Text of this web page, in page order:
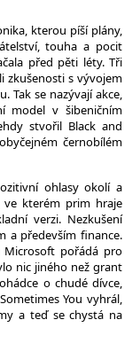
kterou píší plány,
touha a pocit
před pěti léty. Tři
zkušenosti s vývojem
Tak se nazývají akce,
model v šibeničním
stvořil Black and
černobílém
ohlasy okolí a
ve kterém prim hraje
verzi. Nezkušení
a především finance.
Microsoft pořádá pro
nic jiného než grant
o chudé dívce,
You vyhrál,
a teď se chystá na